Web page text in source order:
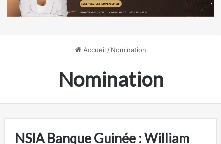
Accueil / Nomination
Nomination
NSIA Banque Guinée : William